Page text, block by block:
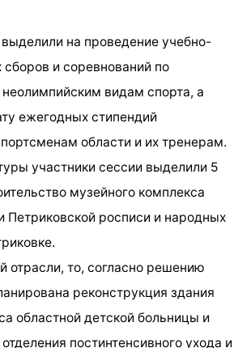
на проведение учебно-
и соревнований по
видам спорта, а
ежегодных стипендий
области и их тренерам.
участники сессии выделили 5
музейного комплекса
Петриковской росписи и народных
отрасли, то, согласно решению
реконструкция здания
областной детской больницы и
постинтенсивного ухода и